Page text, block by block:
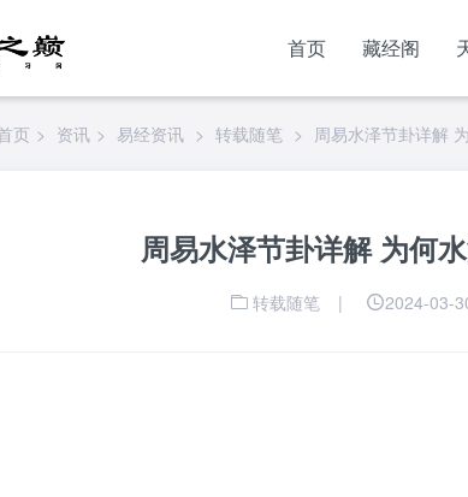
首页 藏经阁
页 > 资讯 > 易经资讯 > 转载随笔 > 周易水泽节卦详解
周易水泽节卦详解 为何
转载随笔 | 2024-03-